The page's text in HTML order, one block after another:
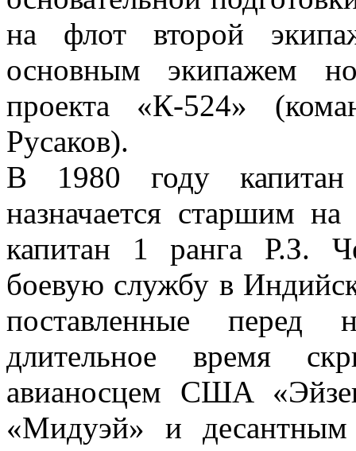
на флот второй
основным экипажем
проекта «К-524»
Русаков).
В 1980 году
назначается старшим
капитан 1 ранга Р.З.
боевую службу в
поставленные перед
длительное время
авианосцем США
«Мидуэй» и